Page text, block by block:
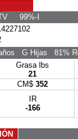
TV 99%-I
G Hijas 81%
Grasa lbs
21
CM$ 352
IR
-166